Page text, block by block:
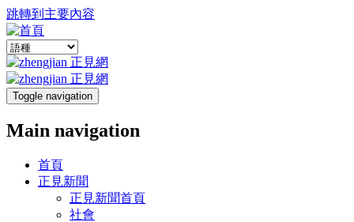
跳轉到主要內容
Toggle navigation
Main navigation
首頁
正見新聞
正見新聞首頁
社會